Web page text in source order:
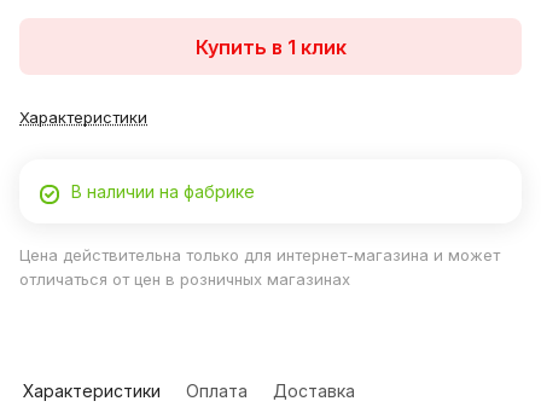
Купить в 1 клик
Характеристики
В наличии на фабрике
Цена действительна только для интернет-магазина и может
отличаться от цен в розничных магазинах
Характеристики Оплата Доставка